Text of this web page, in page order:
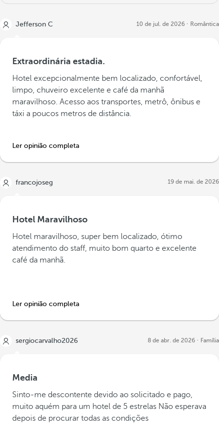
Jefferson C 10 de jul. de 2026 Romântica
Extraordinária estadia.
Hotel excepcionalmente bem localizado, confortável,
limpo, chuveiro excelente e café da manhã
maravilhoso. Acesso aos transportes, metrô, ônibus e
táxi a poucos metros de distância.
Ler opinião completa
francojoseg 19 de mai. de 2026
Hotel Maravilhoso
Hotel maravilhoso, super bem localizado, ótimo
atendimento do staff, muito bom quarto e excelente
café da manhã.
Ler opinião completa
sergiocarvalho2026 8 de abr. de 2026 Família
Media
Sinto-me descontente devido ao solicitado e pago,
muito aquém para um hotel de 5 estrelas Não esperava
depois de procurar todas as condições